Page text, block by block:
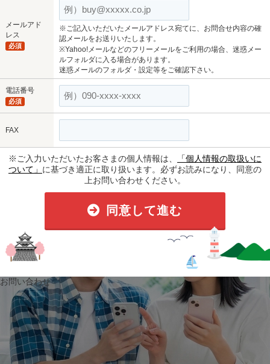
メールアド
レス
必須
※ご記入いただいたメールアドレス宛てに、お問合せ内容の確
認メールをお送りいたします。
※Yahoo!メールなどのフリーメールをご利用の場合、迷惑メー
ルフォルダに入る場合があります。
迷惑メールのフォルダ・設定等をご確認下さい。
電話番号
必須
FAX
※ご入力いただいたお客さまの個人情報は、
「個人情報の取扱いに
ついて」 に基づき適正に取り扱います。必ずお読みになり、同意の
上お問い合わせください。
同意して進む
お問い合わせ